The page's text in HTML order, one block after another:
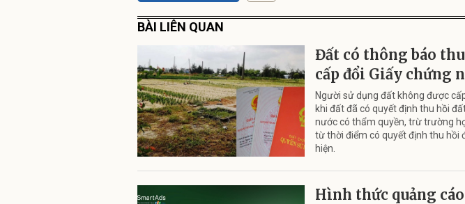
BÀI LIÊN QUAN
Đất có thông báo
cấp đổi Giấy chứng
Người sử dụng đất không được
khi đất đã có quyết định thu hồi
nước có thẩm quyền, trừ trường
từ thời điểm có quyết định thu hồi
hiện.
Hình thức quảng